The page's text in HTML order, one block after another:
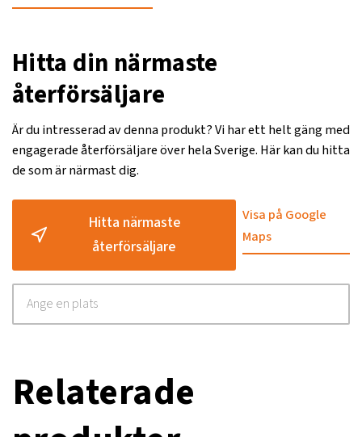
Hitta din närmaste
återförsäljare
Är du intresserad av denna produkt? Vi har ett helt gäng med
engagerade återförsäljare över hela Sverige. Här kan du hitta
de som är närmast dig.
Hitta närmaste
återförsäljare
Visa på Google
Maps
Relaterade